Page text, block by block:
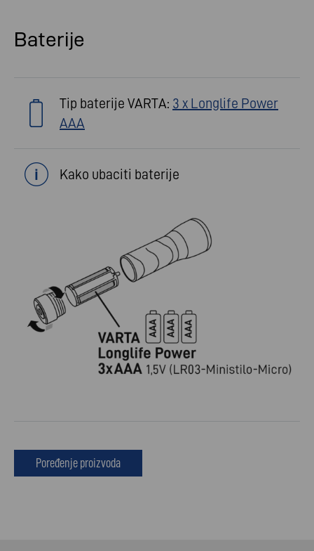
Baterije
Tip baterije VARTA: 3 x Longlife Power
AAA
Kako ubaciti baterije
Poređenje proizvoda